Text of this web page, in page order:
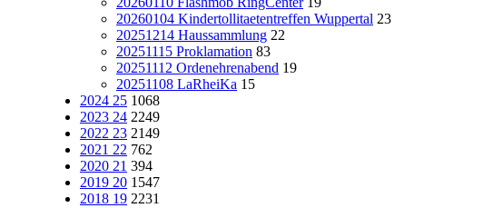
20260104 Kindertollitaetentreffen Wuppertal 23
20251214 Haussammlung 22
20251115 Proklamation 83
20251112 Ordenehrenabend 19
20251108 LaRheiKa 15
2024 25 1068
2023 24 2249
2022 23 2149
2021 22 762
2020 21 394
2019 20 1547
2018 19 2231